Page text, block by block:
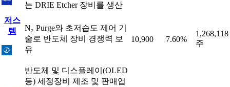
는 DRIE Etcher 장비를 생산
저스
템
N₂ Purge와 초저습도 제어 기
술로 반도체 장비 경쟁력 보
유
10,900 7.60%
1,268,118
주
반도체 및 디스플레이(OLED
등) 세정장비 제조 및 판매업